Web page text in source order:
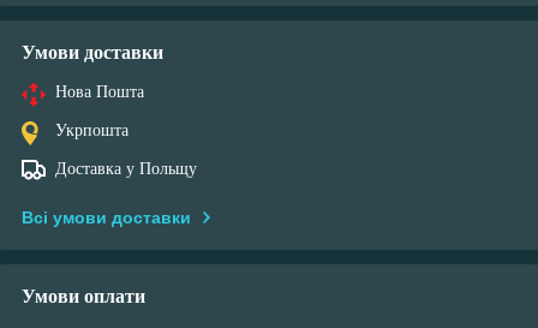
Умови доставки
Нова Пошта
Укрпошта
Доставка у Польщу
Всі умови доставки
Умови оплати